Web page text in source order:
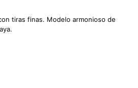
tiras finas. Modelo armonioso de